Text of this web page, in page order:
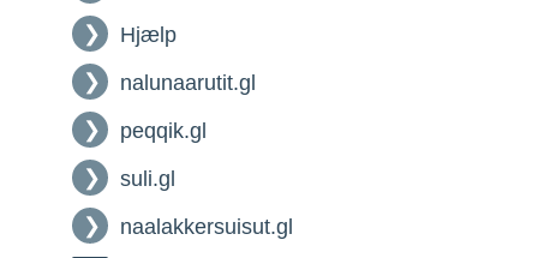
Hjælp
nalunaarutit.gl
peqqik.gl
suli.gl
naalakkersuisut.gl